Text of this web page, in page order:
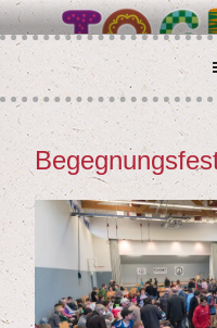
İçeriğe
geç Wir alle sind